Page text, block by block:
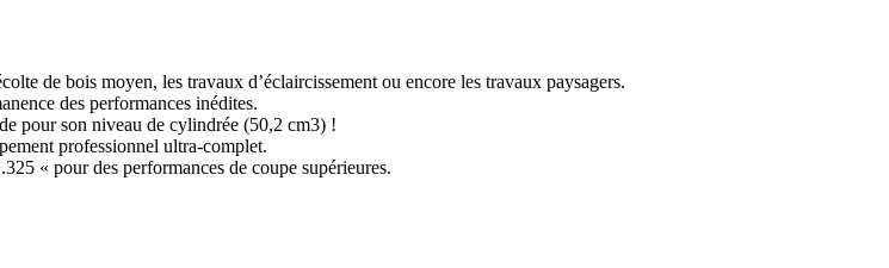
de bois moyen, les travaux d’éclaircissement ou encore les travaux paysagers.
des performances inédites.
pour son niveau de cylindrée (50,2 cm3) !
professionnel ultra-complet.
« pour des performances de coupe supérieures.